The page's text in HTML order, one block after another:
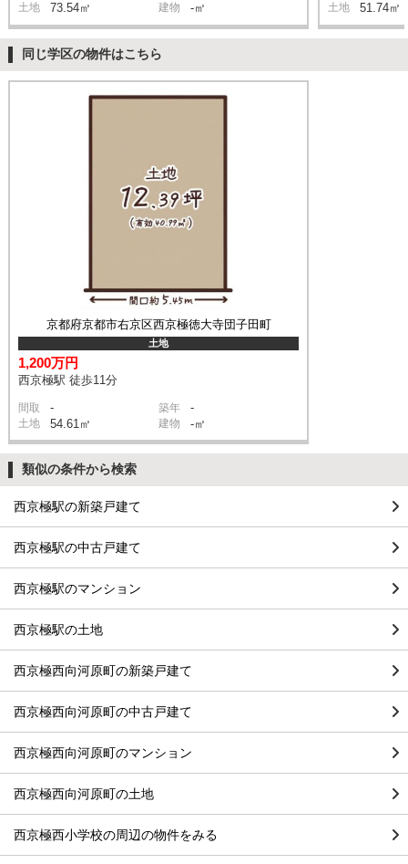
土地 73.54㎡ 建物 -㎡ 土地 51.74㎡
同じ学区の物件はこちら
京都府京都市右京区西京極徳大寺団子田町
土地
1,200万円
西京極駅 徒歩11分
間取 - 築年 -
土地 54.61㎡ 建物 -㎡
類似の条件から検索
西京極駅の新築戸建て
西京極駅の中古戸建て
西京極駅のマンション
西京極駅の土地
西京極西向河原町の新築戸建て
西京極西向河原町の中古戸建て
西京極西向河原町のマンション
西京極西向河原町の土地
西京極西小学校の周辺の物件をみる